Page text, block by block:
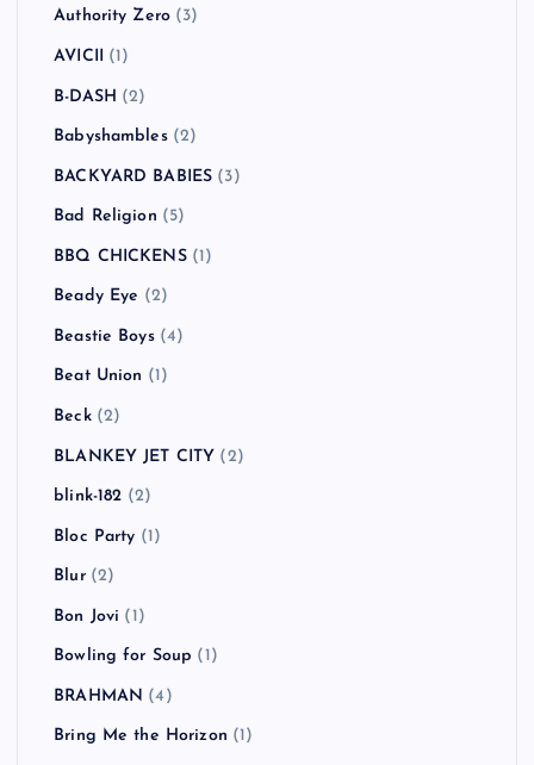
Authority Zero (3)
AVICII (1)
B-DASH (2)
Babyshambles(2)
BACKYARD BABIES (3)
Bad Religion (5)
BBQ CHICKENS(1)
Beady Eye (2)
Beastie Boys(4)
Beat Union (1)
Beck(2)
BLANKEY JET CITY (2)
blink-182 (2)
Bloc Party (1)
Blur(2)
Bon Jovi (1)
Bowling for Soup (1)
BRAHMAN (4)
Bring Me the Horizon (1)